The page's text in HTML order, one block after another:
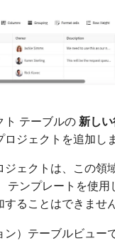
ト テーブルの​ 新し
ロジェクトを追加し
ジェクトは、この領
テンプレートを使用
することはできません
ン）テーブルビュー